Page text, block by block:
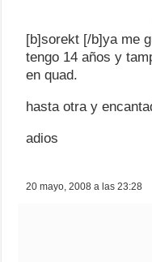
[b]sorekt [/b]ya me
tengo 14 años y
en quad.
hasta otra y
adios
20 mayo, 2008 a las 23:28